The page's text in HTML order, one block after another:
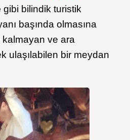
gibi bilindik turistik
başında olmasına
ve ara
ulaşılabilen bir meydan